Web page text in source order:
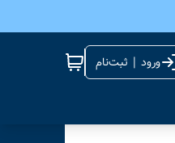
ورود | ثبت‌نام